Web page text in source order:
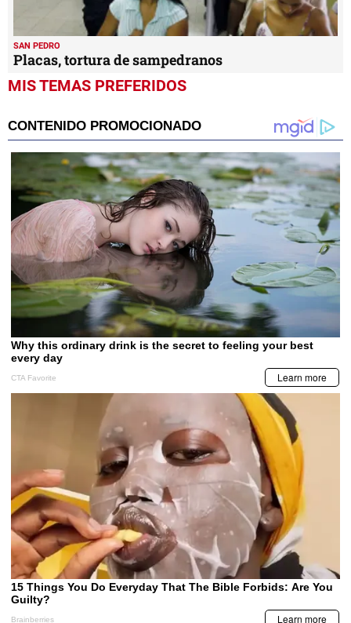
Periférica del IHSS atenderá emergencias
SAN PEDRO
Placas, tortura de sampedranos
MIS TEMAS PREFERIDOS